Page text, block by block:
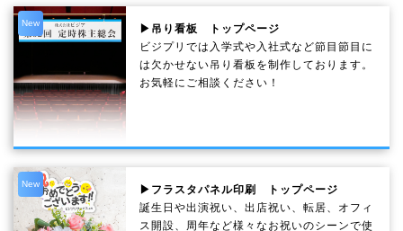
New
▶吊り看板 トップページ
ビジプリでは入学式や入社式など節目節目に
は欠かせない吊り看板を制作しております。
お気軽にご相談ください！
New
▶フラスタパネル印刷 トップページ
誕生日や出演祝い、出店祝い、転居、オフィ
ス開設、周年など様々なお祝いのシーンで使